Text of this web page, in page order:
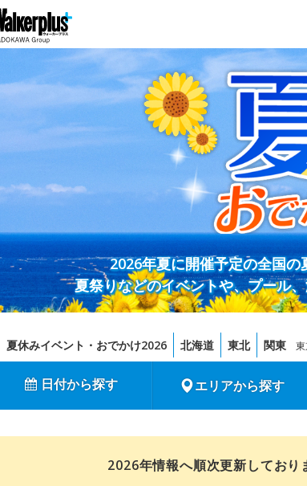
2026年夏に開催予定の全国
夏祭りなどのイベントや、プール
夏休みイベント・おでかけ2026 北海道 東北 関東
日付から探す エリアから探す
2026年情報へ順次更新しており